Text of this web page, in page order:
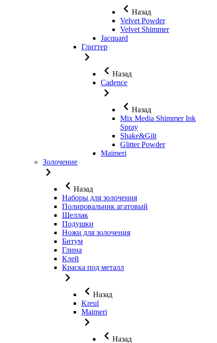
Назад
Velvet Powder
Velvet Shimmer
Jaсquard
Глиттер
Назад
Cadence
Назад
Mix Media Shimmer Ink
Spray
Shake&Gilt
Glitter Powder
Maimeri
Золочение
Назад
Наборы для золочения
Полировальник агатовый
Шеллак
Подушки
Ножи для золочения
Битум
Глина
Клей
Краска под металл
Назад
Kreul
Maimeri
Назад